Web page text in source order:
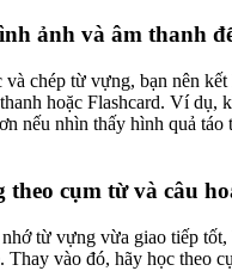
ảnh và âm thanh
chép từ vựng, bạn nên
hoặc Flashcard. Ví dụ,
nếu nhìn thấy hình quả
theo cụm từ và câu
từ vựng vừa giao tiếp tốt,
Thay vào đó, hãy học theo